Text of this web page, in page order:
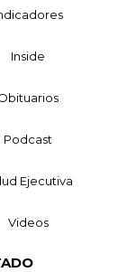
Inside
Podcast
Ejecutiva
Videos